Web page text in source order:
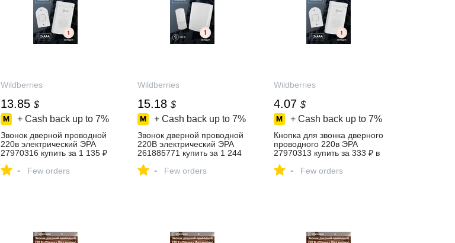
Wildberries
13.85 $
+ Cash back up to 7%
Звонок дверной проводной
220в электрический ЭРА
27970316 купить за 1 135 ₽
Wildberries
- Few orders
Wildberries
15.18 $
+ Cash back up to 7%
Звонок дверной проводной
220В электрический ЭРА
261885771 купить за 1 244
Wildberries
- Few orders
Wildberries
4.07 $
+ Cash back up to 7%
Кнопка для звонка дверного
проводного 220в ЭРА
27970313 купить за 333 ₽ в
Wildberries
- Few orders